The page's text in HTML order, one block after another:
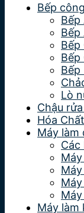
Bếp
Bếp
Bếp
Bếp
Bếp
Lò
Chậu
Hóa
Máy làm
Các
Máy làm